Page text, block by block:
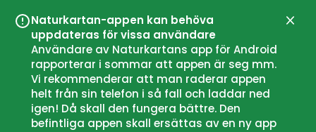
Naturkartan-appen kan behöva
uppdateras för vissa användare
Användare av Naturkartans app för Android
rapporterar i sommar att appen är seg mm.
Vi rekommenderar att man raderar appen
helt från sin telefon i så fall och laddar ned
igen! Då skall den fungera bättre. Den
befintliga appen skall ersättas av en ny app